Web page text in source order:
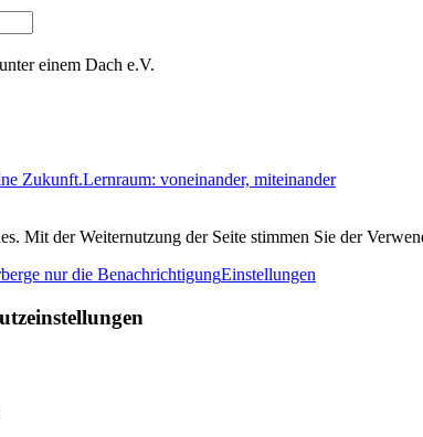
einem Dach e.V.
Zukunft.Lernraum: voneinander, miteinander
Mit der Weiternutzung der Seite stimmen Sie der
nur die BenachrichtigungEinstellungen